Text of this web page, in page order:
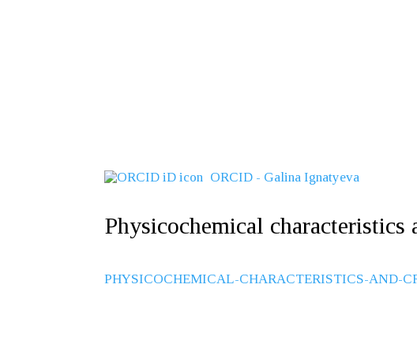
ORCID - Galina Ignatyeva
Physicochemical
PHYSICOCHEMICAL-CHARACTERISTICS-AND-